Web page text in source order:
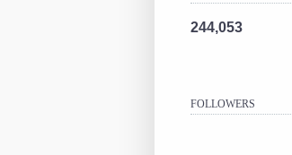
244,053
FOLLOWERS